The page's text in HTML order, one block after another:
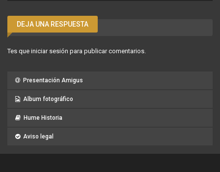
DEJA UNA RESPUESTA
Tes que iniciar sesión para publicar comentarios.
Presentación Amigus
Album fotográfico
Hume Historia
Aviso legal